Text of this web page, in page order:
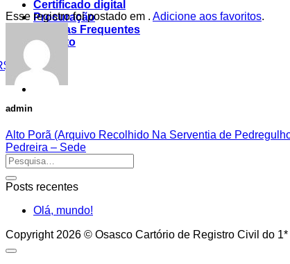
Certificado digital
Procuração
Dúvidas Frequentes
Contato
0,00
Esse registro foi postado em . Adicione aos favoritos.
admin
Alto Porã (Arquivo Recolhido Na Serventia de
Pedreira – Sede
Posts recentes
Olá, mundo!
Copyright 2026 © Osasco Cartório de Registro Civil do 1*